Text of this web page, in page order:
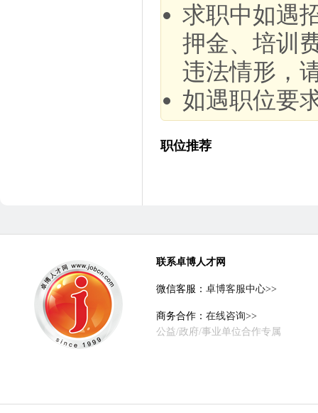
求职中如遇
押金、培训
违法情形，
如遇职位要
职位推荐
联系卓博人才网
微信客服： 卓博客服中心>>
商务合作： 在线咨询>>
公益/政府/事业单位合作专属